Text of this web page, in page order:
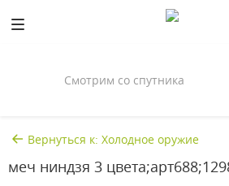
Смотрим со спутника
Вернуться к: Холодное оружие
меч ниндзя 3